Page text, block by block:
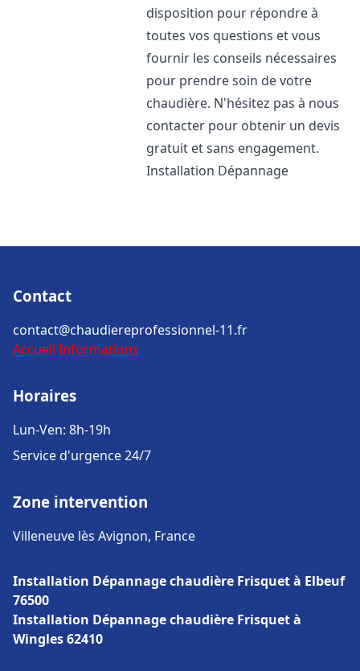
disposition pour répondre à
toutes vos questions et vous
fournir les conseils nécessaires
pour prendre soin de votre
chaudière. N'hésitez pas à nous
contacter pour obtenir un devis
gratuit et sans engagement.
Installation Dépannage
Contact
contact@chaudiereprofessionnel-11.fr
Accueil Informations
Horaires
Lun-Ven: 8h-19h
Service d'urgence 24/7
Zone intervention
Villeneuve lès Avignon, France
Installation Dépannage chaudière Frisquet à Elbeuf
76500
Installation Dépannage chaudière Frisquet à
Wingles 62410